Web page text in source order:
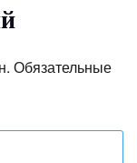
Обязательные